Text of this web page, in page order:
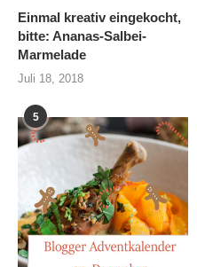
Einmal kreativ eingekocht,
bitte: Ananas-Salbei-
Marmelade
Juli 18, 2018
5